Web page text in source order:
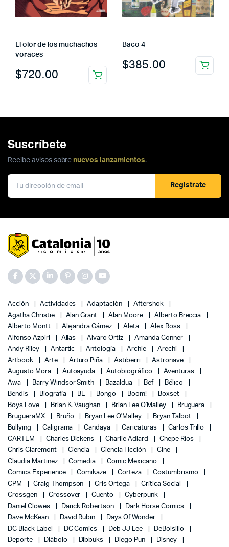
El olor de los muchachos
voraces
$720.00
Baco 4
$385.00
Suscríbete
Recibe avisos sobre nuevos lanzamientos.
Registrate
Acción Actividades Adaptación
Aftershok
Agatha Christie
Alan Grant Alan Moore
Alberto Breccia
Alberto Montt
Alejandra Gámez Aleta
Alex Ross
Alfonso Azpiri
Alias Alvaro Ortiz
Amanda Conner
Andy Riley
Antartic Antología Archie
Arechi
Artbook
Arte Arturo Piña Astiberri
Astronave
Augusto Mora
Autoayuda Autobiográfico
Aventuras
Awa
Barry Windsor Smith Bazaldua Bef
Bélico
Bendis
Biografía BL Bongo Boom!
Boxset
Boys Love
Brian K. Vaughan Brian Lee O'Malley
Bruguera
BrugueraMX
Bruño Bryan Lee O'Malley
Bryan Talbot
Bullying
Caligrama Candaya Caricaturas
Carlos Trillo
CARTEM
Charles Dickens Charlie Adlard
Chepe Ríos
Chris Claremont
Ciencia Ciencia Ficción
Cine
Claudia Martinez
Comedia
Comic Mexicano
Comics Experience
Comikaze Corteza
Costumbrismo
CPM
Craig Thompson Cris Ortega
Crítica Social
Crossgen
Crossover Cuento
Cyberpunk
Daniel Clowes
Darick Robertson
Dark Horse Comics
Dave McKean
David Rubin
Days Of Wonder
DC Black Label
DC Comics Deb JJ Lee
DeBolsillo
Deporte
Diábolo Dibbuks Diego Pun
Disney